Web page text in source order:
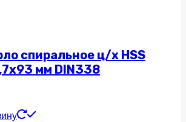
спиральное ц/х HSS
мм DIN338